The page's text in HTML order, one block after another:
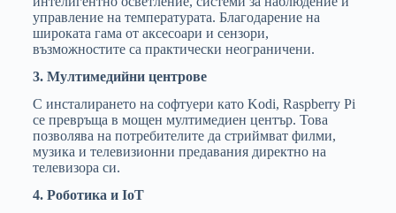
управление на температурата. Благодарение на
широката гама от аксесоари и сензори,
възможностите са практически неограничени.
3. Мултимедийни центрове
С инсталирането на софтуери като Kodi, Raspberry Pi
се превръща в мощен мултимедиен център. Това
позволява на потребителите да стриймват филми,
музика и телевизионни предавания директно на
телевизора си.
4. Роботика и IoT